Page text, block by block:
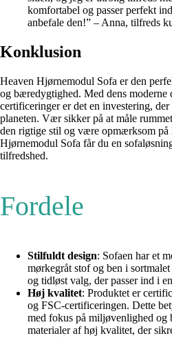
komfortabel og passer perfekt
anbefale den!” – Anna, tilfreds
Konklusion
Heaven Hjørnemodul Sofa er den
og bæredygtighed. Med dens
certificeringer er det en investering,
planeten. Vær sikker på at måle
den rigtige stil og være opmærksom på
Hjørnemodul Sofa får du en
tilfredshed.
Fordele
Stilfuldt design: Sofaen har et
mørkegråt stof og ben i
og tidløst valg, der passer ind i
Høj kvalitet: Produktet er
og FSC-certificeringen. Dette
med fokus på miljøvenlighed
materialer af høj kvalitet, der